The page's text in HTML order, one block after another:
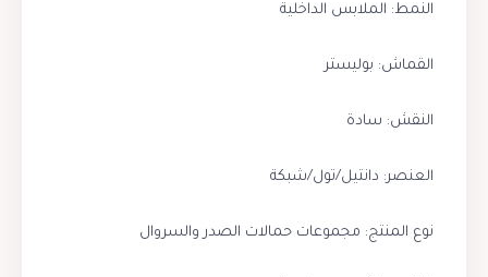
النمط: الملابس الداخلية
القماش: بوليستر
النقش: سادة
العنصر: دانتيل/تول/شبكة
نوع المنتج: مجموعات حمالات الصدر والسروال